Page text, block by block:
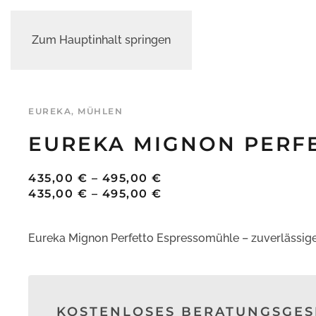
Zum Hauptinhalt springen
EUREKA, MÜHLEN
EUREKA MIGNON
435,00 € – 495,00 €
435,00 € – 495,00 €
495,00 €
Eureka Mignon Perfetto Espressomühle –
KOSTENLOSES